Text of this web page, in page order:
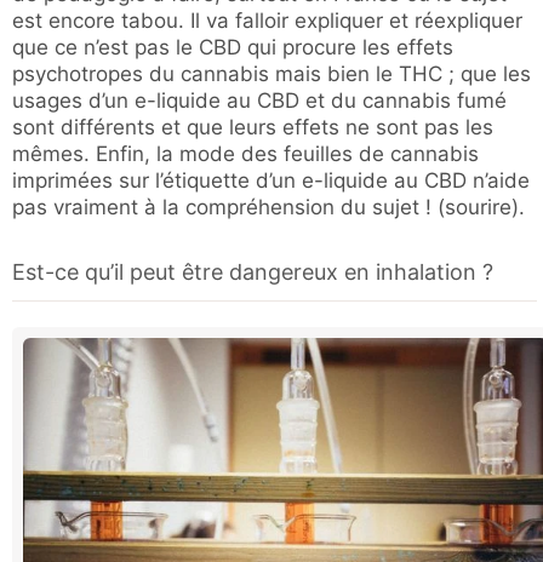
est encore tabou. Il va falloir expliquer et réexpliquer
que ce n’est pas le CBD qui procure les effets
psychotropes du cannabis mais bien le THC ; que les
usages d’un e-liquide au CBD et du cannabis fumé
sont différents et que leurs effets ne sont pas les
mêmes. Enfin, la mode des feuilles de cannabis
imprimées sur l’étiquette d’un e-liquide au CBD n’aide
pas vraiment à la compréhension du sujet ! (sourire).
Est-ce qu’il peut être dangereux en inhalation ?